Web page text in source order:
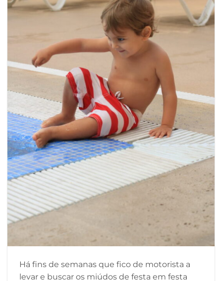
Há fins de semanas que fico de motorista a
levar e buscar os miúdos de festa em festa